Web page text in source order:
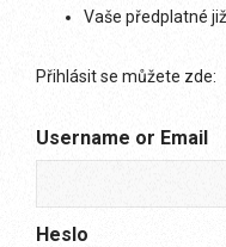
Vaše předplatné
Přihlásit se můžete zde:
Username or Email
Heslo